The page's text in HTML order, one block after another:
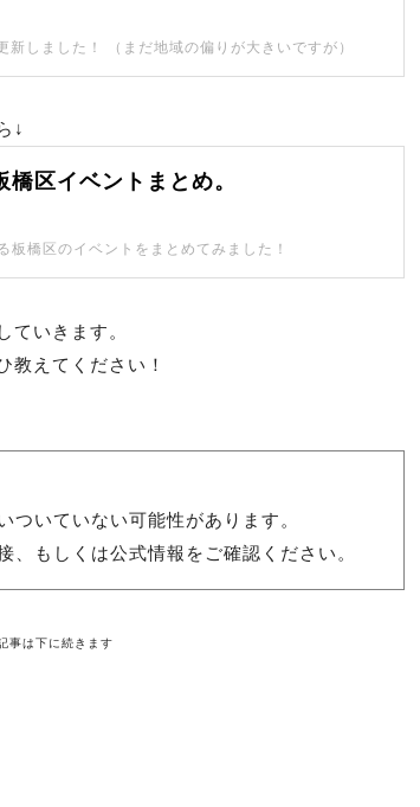
新しました！ （まだ地域の偏りが大きいですが）
↓
区イベントまとめ。
板橋区のイベントをまとめてみました！
ていきます。
教えてください！
ついていない可能性があります。
、もしくは公式情報をご確認ください。
事は下に続きます